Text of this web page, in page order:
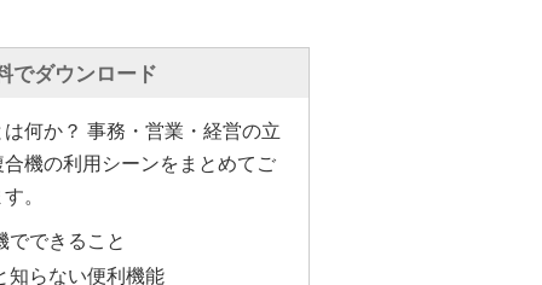
でダウンロード
何か？ 事務・営業・経営の立
合機の利用シーンをまとめてご
。
でできること
知らない便利機能